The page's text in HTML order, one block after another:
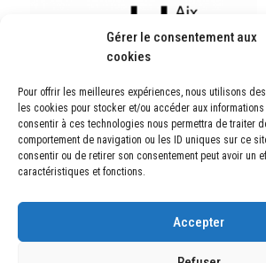
Gérer le consentement aux
cookies
Pour offrir les meilleures expériences, nous utilisons
les cookies pour stocker et/ou accéder aux
consentir à ces technologies nous permettra de traiter
comportement de navigation ou les ID uniques sur ce
consentir ou de retirer son consentement peut avoir un
caractéristiques et fonctions.
Accepter
UMR7326
Pôle de l’Étoile Site de Château-Gombert
13388 Marseille CEDEX 13 FRANCE